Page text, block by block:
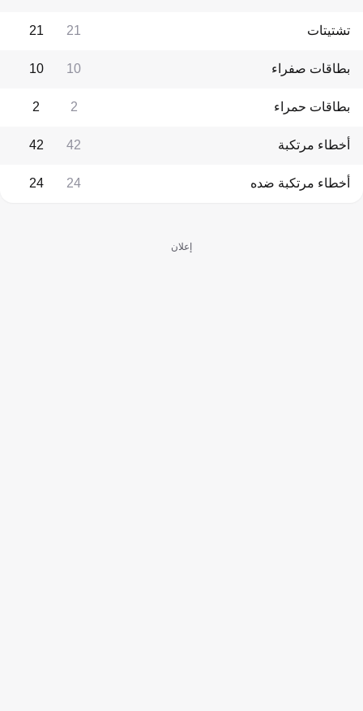
تشتيتات 21
21
بطاقات صفراء 10
10
بطاقات حمراء 2
2
أخطاء مرتكبة 42
42
أخطاء مرتكبة ضده 24
24
إعلان